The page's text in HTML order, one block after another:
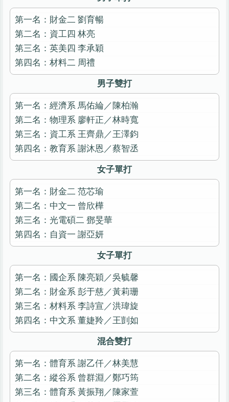
第一名：財金二 劉育暢
第二名：資工四 林亮
第三名：英美四 李承穎
第四名：材料二 周禮
男子雙打
第一名：經濟系 馬佑綸／陳柏瀚
第二名：物理系 廖軒正／林時寬
第三名：資工系 王齊鼎／王澤鈞
第四名：教育系 謝沐恩／蔡智丞
女子單打
第一名：財金二 范芯瑜
第二名：中文一 曾欣樺
第三名：光電碩二 鄧旻華
第四名：自資一 謝亞妍
女子單打
第一名：國企系 陳亮穎／吳毓馨
第二名：財金系 彭于慈／黃莉珊
第三名：材料系 李詩宣／洪瑋旋
第四名：中文系 董婕羚／王剴如
混合雙打
第一名：體育系 謝乙仟／林美慧
第二名：縱谷系 曾群淵／鄭巧筠
第三名：體育系 黃振翔／陳家萱